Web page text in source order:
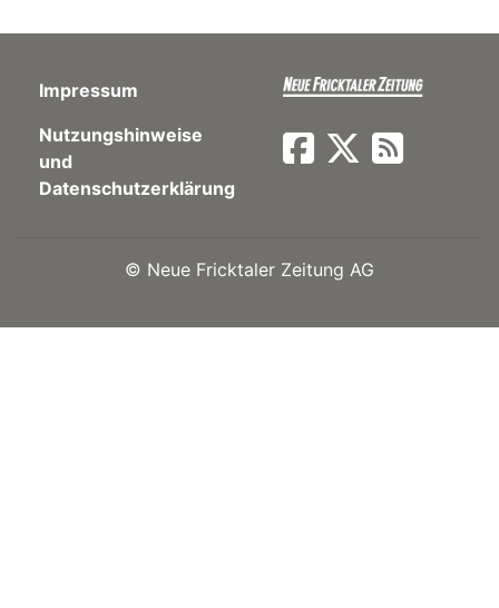
Paper
App
Impressum
Nutzungshinweise
und
Datenschutzerklärung
© Neue Fricktaler Zeitung AG